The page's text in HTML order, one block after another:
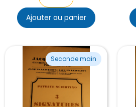
Ajouter au panier
Seconde main